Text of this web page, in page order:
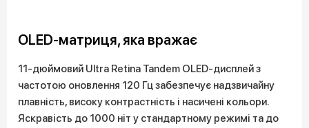
OLED-матриця, яка вражає
11-дюймовий Ultra Retina Tandem OLED-дисплей з
частотою оновлення 120 Гц забезпечує надзвичайну
плавність, високу контрастність і насичені кольори.
Яскравість до 1000 ніт у стандартному режимі та до